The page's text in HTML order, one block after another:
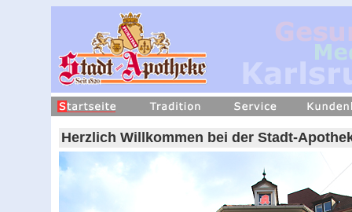
Herzlich Willkommen bei der Stadt-